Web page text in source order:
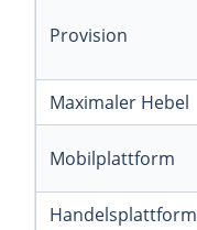
Provision
Maximaler Hebel
Mobilplattform
Handelsplattform